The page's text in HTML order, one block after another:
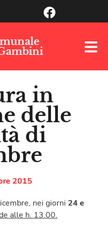
in
delle
di
2015
nei giorni 24 e
alle h. 13.00.